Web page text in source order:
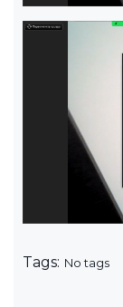
Tags: No tags